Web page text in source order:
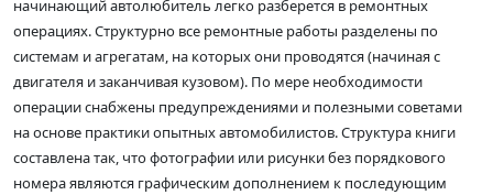
начинающий автолюбитель легко разберется в ремонтных
операциях. Структурно все ремонтные работы разделены по
системам и агрегатам, на которых они проводятся (начиная с
двигателя и заканчивая кузовом). По мере необходимости
операции снабжены предупреждениями и полезными советами
на основе практики опытных автомобилистов. Структура книги
составлена так, что фотографии или рисунки без порядкового
номера являются графическим дополнением к последующим